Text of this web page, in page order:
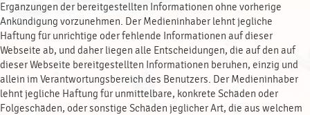
Ergänzungen der bereitgestellten Informationen ohne vorherige
Ankündigung vorzunehmen. Der Medieninhaber lehnt jegliche
Haftung für unrichtige oder fehlende Informationen auf dieser
Webseite ab, und daher liegen alle Entscheidungen, die auf den auf
dieser Webseite bereitgestellten Informationen beruhen, einzig und
allein im Verantwortungsbereich des Benutzers. Der Medieninhaber
lehnt jegliche Haftung für unmittelbare, konkrete Schäden oder
Folgeschäden, oder sonstige Schäden jeglicher Art, die aus welchem